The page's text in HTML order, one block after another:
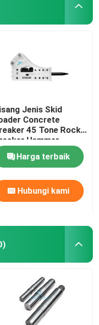
Jenis Skid
Concrete
45 Tone Rock
Hammer
Harga terbaik
Hubungi kami